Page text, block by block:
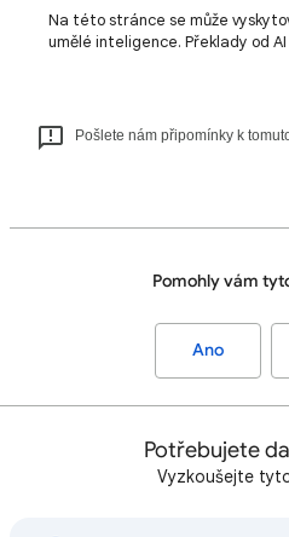
Na této stránce se může
umělé inteligence. Překlady od
Pošlete nám připomínky k
Pomohly vám
Ano
Potřebujete
Vyzkoušejte